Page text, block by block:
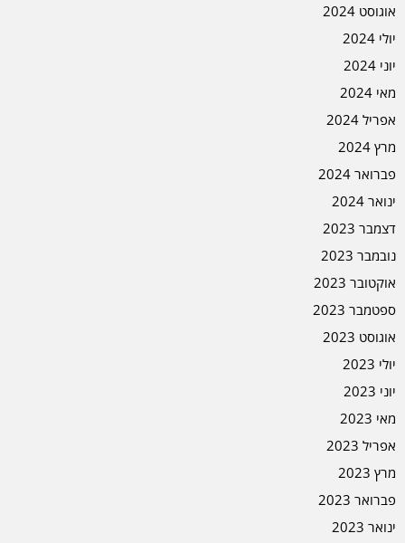
אוגוסט 2024
יולי 2024
יוני 2024
מאי 2024
אפריל 2024
מרץ 2024
פברואר 2024
ינואר 2024
דצמבר 2023
נובמבר 2023
אוקטובר 2023
ספטמבר 2023
אוגוסט 2023
יולי 2023
יוני 2023
מאי 2023
אפריל 2023
מרץ 2023
פברואר 2023
ינואר 2023